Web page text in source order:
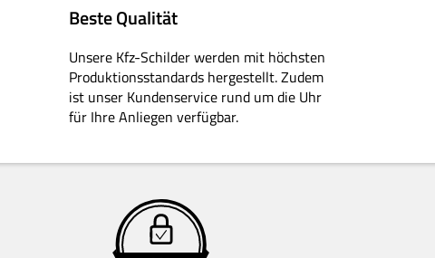
Beste Qualität
Unsere Kfz-Schilder werden mit höchsten
Produktionsstandards hergestellt. Zudem
ist unser Kundenservice rund um die Uhr
für Ihre Anliegen verfügbar.